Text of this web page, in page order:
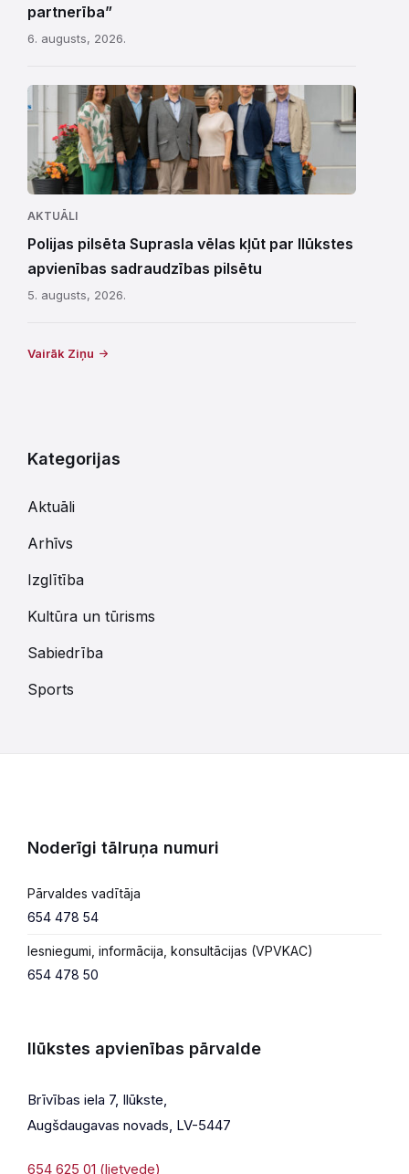
partnerība”
6. augusts, 2026.
AKTUĀLI
Polijas pilsēta Suprasla vēlas kļūt par Ilūkstes
apvienības sadraudzības pilsētu
5. augusts, 2026.
Vairāk Ziņu
Kategorijas
Aktuāli
Arhīvs
Izglītība
Kultūra un tūrisms
Sabiedrība
Sports
Noderīgi tālruņa numuri
Pārvaldes vadītāja
654 478 54
Iesniegumi, informācija, konsultācijas (VPVKAC)
654 478 50
Ilūkstes apvienības pārvalde
Brīvības iela 7, Ilūkste,
Augšdaugavas novads, LV-5447
654 625 01 (lietvede)